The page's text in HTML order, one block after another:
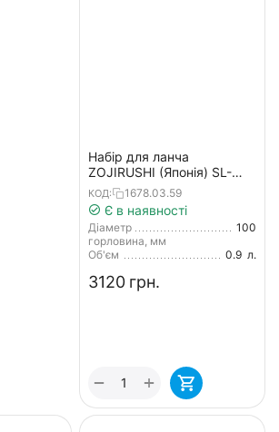
Набір для ланча
ZOJIRUSHI (Японія) SL-
NC09AA синій
КОД: 1678.03.59
Є в наявності
Діаметр
горловина, мм
100
Об'єм
0.9 л.
‍3120‍ грн.
+
−